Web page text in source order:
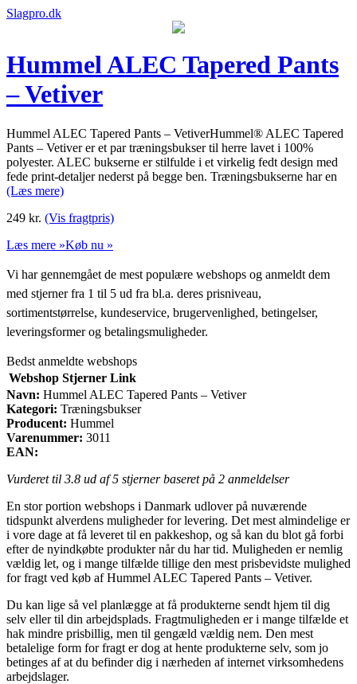
Slagpro.dk
Hummel ALEC Tapered Pants
– Vetiver
Hummel ALEC Tapered Pants – VetiverHummel® ALEC Tapered
Pants – Vetiver er et par træningsbukser til herre lavet i 100%
polyester. ALEC bukserne er stilfulde i et virkelig fedt design med
fede print-detaljer nederst på begge ben. Træningsbukserne har en
(Læs mere)
249 kr. (Vis fragtpris)
Læs mere »Køb nu »
Vi har gennemgået de mest populære webshops og anmeldt dem
med stjerner fra 1 til 5 ud fra bl.a. deres prisniveau,
sortimentstørrelse, kundeservice, brugervenlighed, betingelser,
leveringsformer og betalingsmuligheder.
Bedst anmeldte webshops
Webshop Stjerner Link
Navn: Hummel ALEC Tapered Pants – Vetiver
Kategori: Træningsbukser
Producent: Hummel
Varenummer: 3011
EAN:
Vurderet til 3.8 ud af 5 stjerner baseret på 2 anmeldelser
En stor portion webshops i Danmark udlover på nuværende
tidspunkt alverdens muligheder for levering. Det mest almindelige er
i vore dage at få leveret til en pakkeshop, og så kan du blot gå forbi
efter de nyindkøbte produkter når du har tid. Muligheden er nemlig
vældig let, og i mange tilfælde tillige den mest prisbevidste mulighed
for fragt ved køb af Hummel ALEC Tapered Pants – Vetiver.
Du kan lige så vel planlægge at få produkterne sendt hjem til dig
selv eller til din arbejdsplads. Fragtmuligheden er i mange tilfælde et
hak mindre prisbillig, men til gengæld vældig nem. Den mest
betalelige form for fragt er dog at hente produkterne selv, som jo
betinges af at du befinder dig i nærheden af internet virksomhedens
arbejdslager.